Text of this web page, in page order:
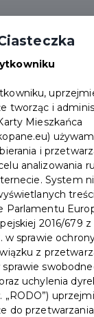
oraz
otrzymać
wymogi
najmniej jedną z
dalej i "załóż
poniżej 6 roku
- nie rejestruje
tworząc i
Mieszkańca
i
analizowania
System
Parlamentu
2016/679 z
w sprawie
z
uchylenia
„RODO”)
do przetwarzania